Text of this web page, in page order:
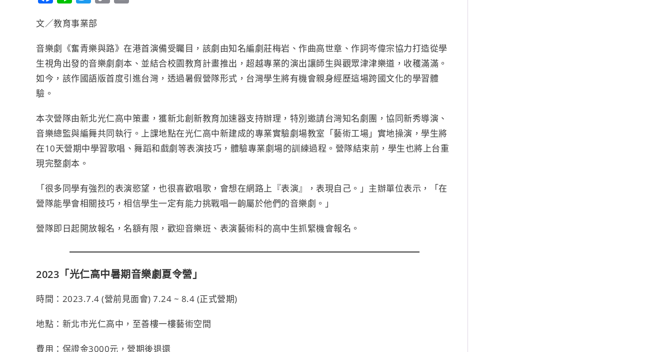
c
e
b
o
n
e
i
t
t
e
r
y
L
i
n
n
t
文／教育事業部
音樂劇《奮青樂與路》在港首演備受矚目，該劇由知名編劇莊梅岩、作曲高世章、作詞岑偉宗協力打造從學
生視角出發的音樂劇劇本、並結合校園教育計畫推出，超越專業的演出讓師生與觀眾津津樂道，收穫滿滿。
如今，該作國語版首度引進台灣，透過暑假營隊形式，台灣學生將有機會親身經歷這場跨國文化的學習體
驗。
本次營隊由新北光仁高中策畫，獲新北創新教育加速器支持辦理，特別邀請台灣知名劇團，協同新秀導演、
音樂總監與編舞共同執行。上課地點在光仁高中新建成的專業實驗劇場教室「藝術工場」實地操演，學生將
在10天營期中學習歌唱、舞蹈和戲劇等表演技巧，體驗專業劇場的訓練過程。營隊結束前，學生也將上台重
現完整劇本。
「很多同學有強烈的表演慾望，也很喜歡唱歌，會想在網路上『表演』，表現自己。」主辦單位表示，「在
營隊能學會相關技巧，相信學生一定有能力挑戰唱一齣屬於他們的音樂劇。」
營隊即日起開放報名，名額有限，歡迎音樂班、表演藝術科的高中生抓緊機會報名。
2023「光仁高中暑期音樂劇夏令營」
時間：2023.7.4 (營前見面會) 7.24 ~ 8.4 (正式營期)
地點：新北市光仁高中，至善樓一樓藝術空間
費用：保證金3000元，營期後退還